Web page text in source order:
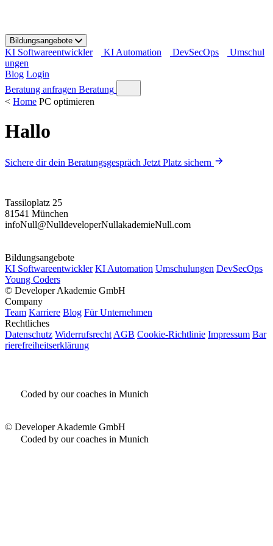
t
o
c
o
n
t
Bildungsangebote
KI Softwareentwickler KI Automation DevSecOps
Umschul
ungen
Blog Login
Beratung anfragen Beratung
< Home PC optimieren
Hallo
Sichere dir dein Beratungsgespräch Jetzt Platz sichern
Tassiloplatz 25
81541 München
infoNull@NulldeveloperNullakademieNull.com
Bildungsangebote
KI Softwareentwickler KI Automation Umschulungen DevSecOps
Young Coders
© Developer Akademie GmbH
Company
Team Karriere Blog Für Unternehmen
Rechtliches
Datenschutz Widerrufsrecht AGB Cookie-Richtlinie Impressum Bar
rierefreiheitserklärung
Coded by our coaches in Munich
© Developer Akademie GmbH
Coded by our coaches in Munich